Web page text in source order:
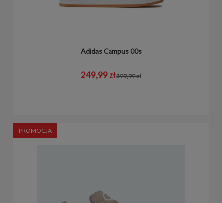
Adidas Campus 00s
249,99 zł399,99 zł
PROMOCJA